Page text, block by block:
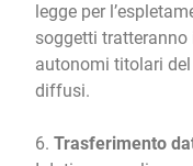
legge per
soggetti
autonomi titolari
diffusi.
6. Trasferimento